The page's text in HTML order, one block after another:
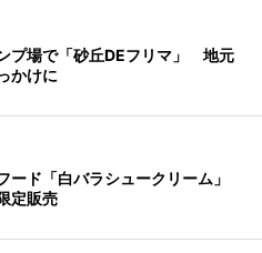
プ場で「砂丘DEフリマ」 地元
かけに
ード「白バラシュークリーム」
定販売